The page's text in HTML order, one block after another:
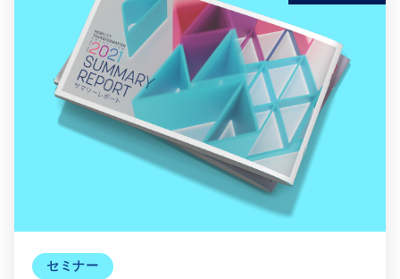
セミナー